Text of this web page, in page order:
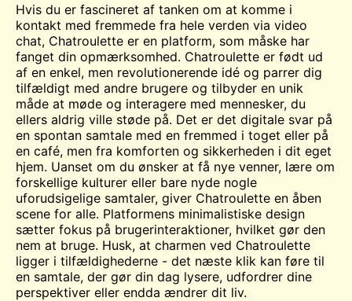
Hvis du er fascineret af tanken om at komme i
kontakt med fremmede fra hele verden via video
chat, Chatroulette er en platform, som måske har
fanget din opmærksomhed. Chatroulette er født ud
af en enkel, men revolutionerende idé og parrer dig
tilfældigt med andre brugere og tilbyder en unik
måde at møde og interagere med mennesker, du
ellers aldrig ville støde på. Det er det digitale svar på
en spontan samtale med en fremmed i toget eller på
en café, men fra komforten og sikkerheden i dit eget
hjem. Uanset om du ønsker at få nye venner, lære om
forskellige kulturer eller bare nyde nogle
uforudsigelige samtaler, giver Chatroulette en åben
scene for alle. Platformens minimalistiske design
sætter fokus på brugerinteraktioner, hvilket gør den
nem at bruge. Husk, at charmen ved Chatroulette
ligger i tilfældighederne - det næste klik kan føre til
en samtale, der gør din dag lysere, udfordrer dine
perspektiver eller endda ændrer dit liv.